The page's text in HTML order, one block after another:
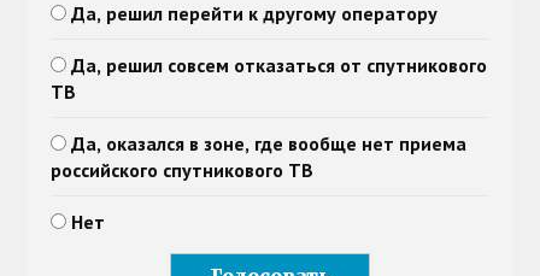
Да, решил перейти к другому оператору
Да, решил совсем отказаться от спутникового
ТВ
Да, оказался в зоне, где вообще нет приема
российского спутникового ТВ
Нет